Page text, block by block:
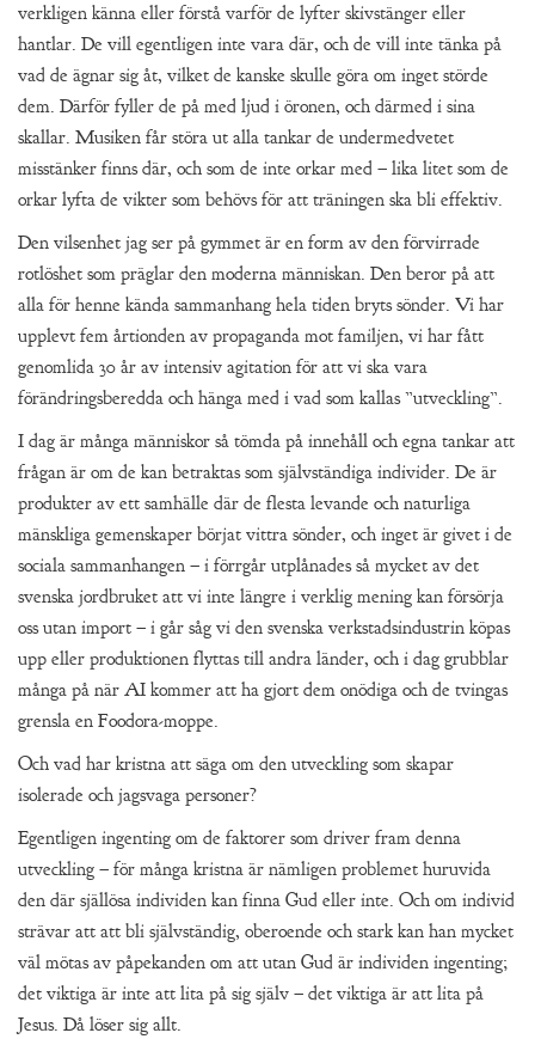
verkligen känna eller förstå varför de lyfter skivstänger eller
hantlar. De vill egentligen inte vara där, och de vill inte tänka på
vad de ägnar sig åt, vilket de kanske skulle göra om inget störde
dem. Därför fyller de på med ljud i öronen, och därmed i sina
skallar. Musiken får störa ut alla tankar de undermedvetet
misstänker finns där, och som de inte orkar med – lika litet som de
orkar lyfta de vikter som behövs för att träningen ska bli effektiv.
Den vilsenhet jag ser på gymmet är en form av den förvirrade
rotlöshet som präglar den moderna människan. Den beror på att
alla för henne kända sammanhang hela tiden bryts sönder. Vi har
upplevt fem årtionden av propaganda mot familjen, vi har fått
genomlida 30 år av intensiv agitation för att vi ska vara
förändringsberedda och hänga med i vad som kallas ”utveckling”.
I dag är många människor så tömda på innehåll och egna tankar att
frågan är om de kan betraktas som självständiga individer. De är
produkter av ett samhälle där de flesta levande och naturliga
mänskliga gemenskaper börjat vittra sönder, och inget är givet i de
sociala sammanhangen – i förrgår utplånades så mycket av det
svenska jordbruket att vi inte längre i verklig mening kan försörja
oss utan import – i går såg vi den svenska verkstadsindustrin köpas
upp eller produktionen flyttas till andra länder, och i dag grubblar
många på när AI kommer att ha gjort dem onödiga och de tvingas
grensla en Foodora-moppe.
Och vad har kristna att säga om den utveckling som skapar
isolerade och jagsvaga personer?
Egentligen ingenting om de faktorer som driver fram denna
utveckling – för många kristna är nämligen problemet huruvida
den där själlösa individen kan finna Gud eller inte. Och om individ
strävar att att bli självständig, oberoende och stark kan han mycket
väl mötas av påpekanden om att utan Gud är individen ingenting;
det viktiga är inte att lita på sig själv – det viktiga är att lita på
Jesus. Då löser sig allt.